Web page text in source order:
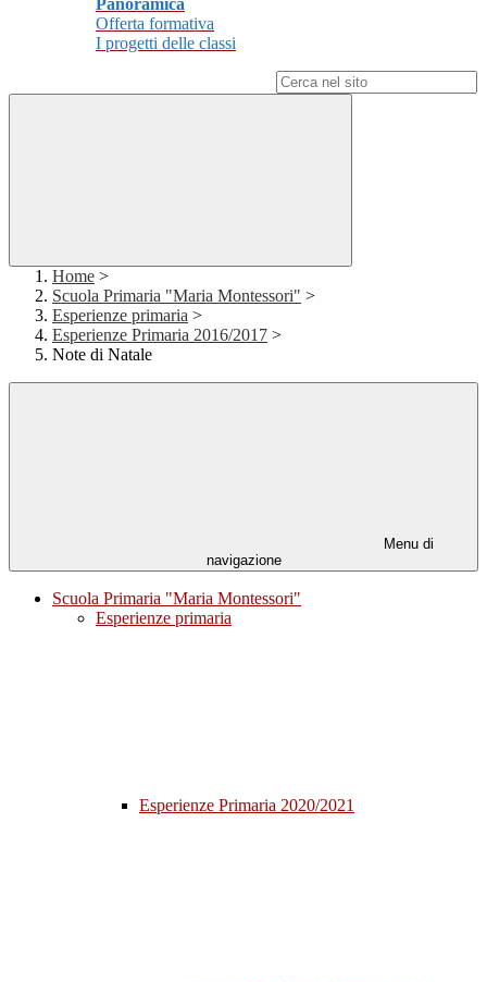
Panoramica
Offerta formativa
I progetti delle classi
Home >
Scuola Primaria "Maria Montessori" >
Esperienze primaria >
Esperienze Primaria 2016/2017 >
Note di Natale
Menu di
navigazione
Scuola Primaria "Maria Montessori"
Esperienze primaria
Esperienze Primaria 2020/2021